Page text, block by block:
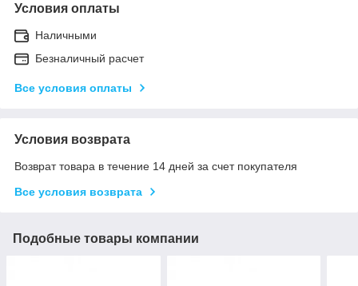
Условия оплаты
Наличными
Безналичный расчет
Все условия оплаты
Условия возврата
Возврат товара в течение 14 дней за счет покупателя
Все условия возврата
Подобные товары компании